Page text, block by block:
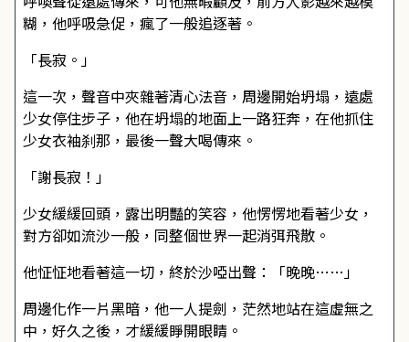
糊，他呼吸急促，瘋了一般追逐著。
「長寂。」
這一次，聲音中夾雜著清心法音，周邊開始坍塌，遠處
少女停住步子，他在坍塌的地面上一路狂奔，在他抓住
少女衣袖刹那，最後一聲大喝傳來。
「謝長寂！」
少女緩緩回頭，露出明豔的笑容，他愣愣地看著少女，
對方卻如流沙一般，同整個世界一起消弭飛散。
他怔怔地看著這一切，終於沙啞出聲：「晚晚……」
周邊化作一片黑暗，他一人提劍，茫然地站在這虛無之
中，好久之後，才緩緩睜開眼睛。